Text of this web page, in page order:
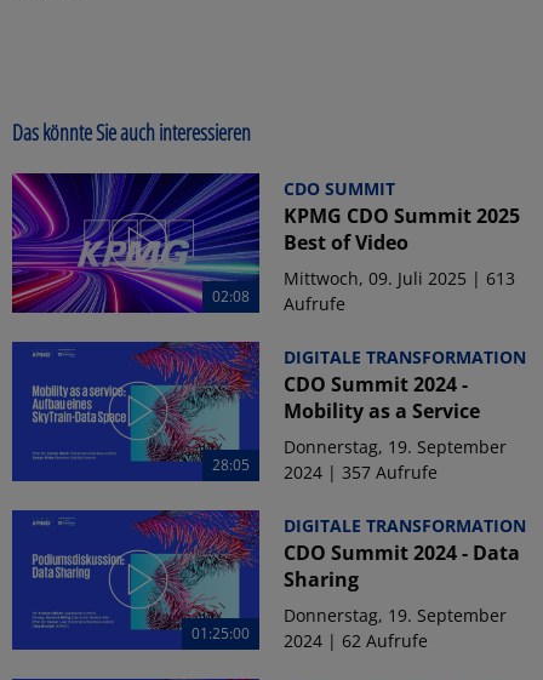
Das könnte Sie auch interessieren
02:08
CDO SUMMIT
KPMG CDO Summit 2025
Best of Video
Mittwoch, 09. Juli 2025 | 613
Aufrufe
28:05
DIGITALE TRANSFORMATION
CDO Summit 2024 -
Mobility as a Service
Donnerstag, 19. September
2024 | 357 Aufrufe
01:25:00
DIGITALE TRANSFORMATION
CDO Summit 2024 - Data
Sharing
Donnerstag, 19. September
2024 | 62 Aufrufe